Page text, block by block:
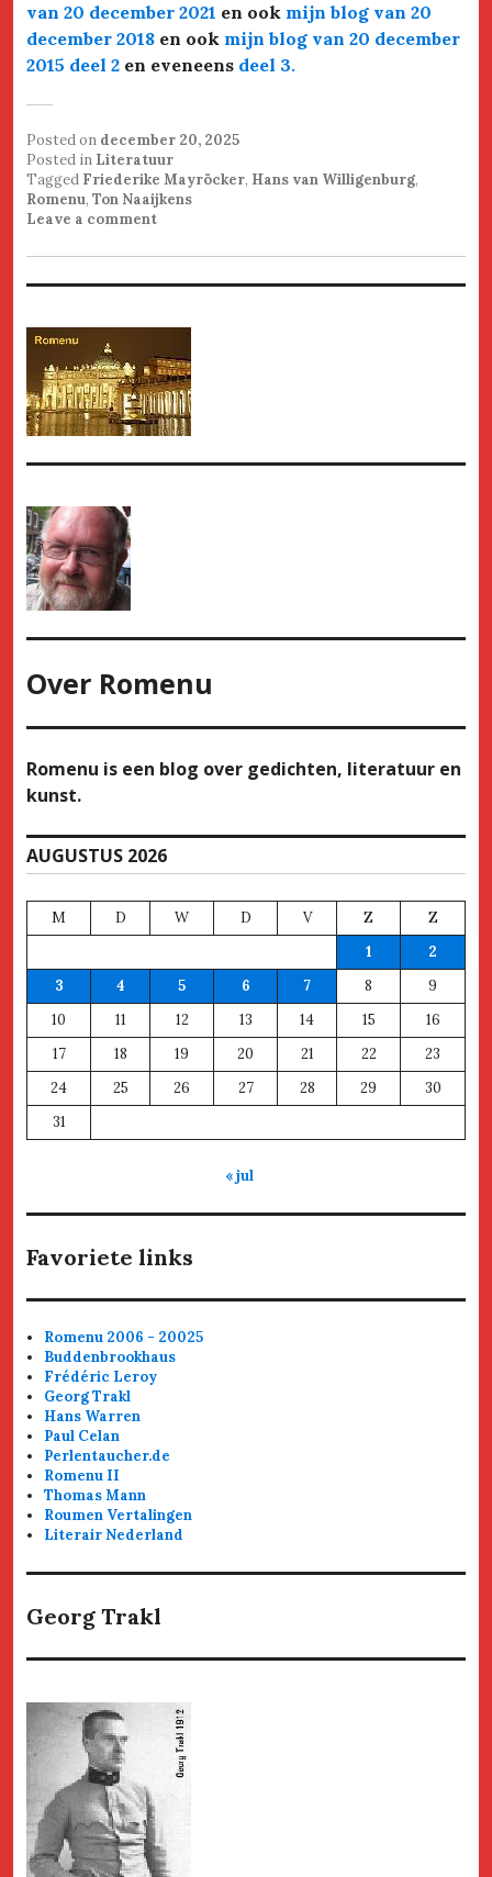
van 20 december 2021 en ook mijn blog van 20
december 2018 en ook mijn blog van 20 december
2015 deel 2 en eveneens deel 3.
Posted on december 20, 2025
Posted in Literatuur
Tagged Friederike Mayröcker, Hans van Willigenburg,
Romenu, Ton Naaijkens
Leave a comment
Over Romenu
Romenu is een blog over gedichten, literatuur en
kunst.
AUGUSTUS 2026
M D W D V Z
Z
1
2
3
4 5 6 7 8
9
10
11 12 13 14 15
16
17
18 19 20 21 22
23
24
25 26 27 28 29
30
31
« jul
Favoriete links
Romenu 2006 - 20025
Buddenbrookhaus
Frédéric Leroy
Georg Trakl
Hans Warren
Paul Celan
Perlentaucher.de
Romenu II
Thomas Mann
Roumen Vertalingen
Literair Nederland
Georg Trakl